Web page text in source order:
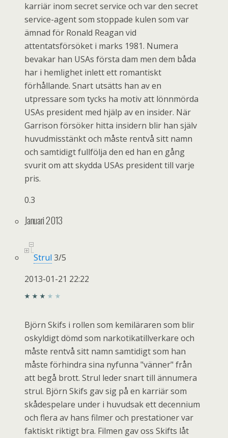
karriär inom secret service och var den secret
service-agent som stoppade kulen som var
ämnad för Ronald Reagan vid
attentatsförsöket i marks 1981. Numera
bevakar han USAs första dam men dem båda
har i hemlighet inlett ett romantiskt
förhållande. Snart utsätts han av en
utpressare som tycks ha motiv att lönnmörda
USAs president med hjälp av en insider. När
Garrison försöker hitta insidern blir han själv
huvudmisstänkt och måste rentvå sitt namn
och samtidigt fullfölja den ed han en gång
svurit om att skydda USAs president till varje
pris.
0.3
Januari 2013
Strul 3/5
2013-01-21 22:22
Björn Skifs i rollen som kemiläraren som blir
oskyldigt dömd som narkotikatillverkare och
måste rentvå sitt namn samtidigt som han
måste förhindra sina nyfunna "vänner" från
att begå brott. Strul leder snart till ännumera
strul. Björn Skifs gav sig på en karriär som
skådespelare under i huvudsak ett decennium
och flera av hans filmer och prestationer var
faktiskt riktigt bra. Filmen gav oss Skifts låt